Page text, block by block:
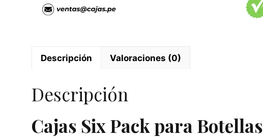
Descripción Valoraciones (0)
Descripción
Cajas Six Pack para Botellas